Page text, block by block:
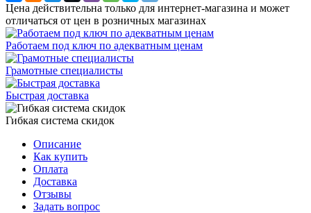
Цена действительна только для интернет-магазина и может
отличаться от цен в розничных магазинах
Работаем под ключ по адекватным ценам
Грамотные специалисты
Быстрая доставка
Гибкая система скидок
Описание
Как купить
Оплата
Доставка
Отзывы
Задать вопрос